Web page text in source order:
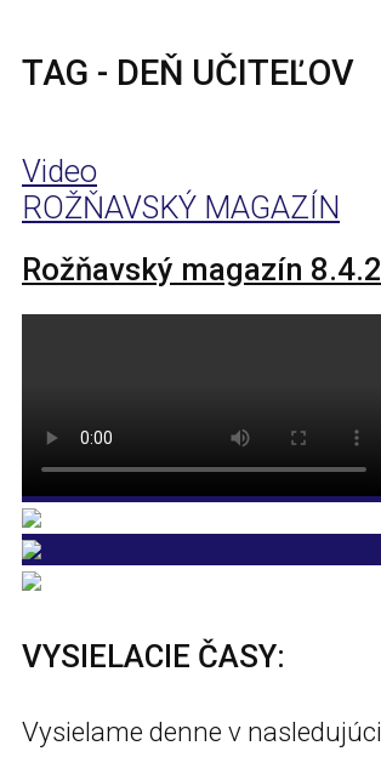
TAG - DEŇ UČITEĽOV
Video
ROŽŇAVSKÝ MAGAZÍN
Rožňavský magazín
VYSIELACIE ČASY:
Vysielame denne v